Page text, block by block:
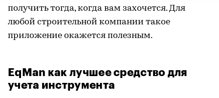
получить тогда, когда вам захочется. Для
любой строительной компании такое
приложение окажется полезным.
EqMan как лучшее средство для
учета инструмента